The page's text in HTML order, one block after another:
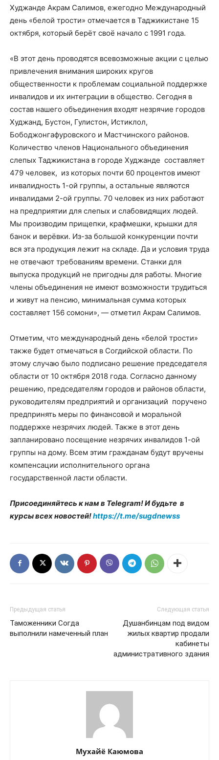
Худжанде Акрам Салимов, ежегодно Международный
день «белой трости» отмечается в Таджикистане 15
октября, который берёт своё начало с 1991 года.
«В этот день проводятся всевозможные акции с целью
привлечения внимания широких кругов
общественности к проблемам социальной поддержке
инвалидов и их интеграции в общество. Сегодня в
состав нашего объединения входят незрячие городов
Худжанд, Бустон, Гулистон, Истиклол,
Бободжонгафуровского и Мастчинского районов.
Количество членов Национального объединения
слепых Таджикистана в городе Худжанде составляет
479 человек, из которых почти 60 процентов имеют
инвалидность 1-ой группы, а остальные являются
инвалидами 2-ой группы. 70 человек из них работают
на предприятии для слепых и слабовидящих людей.
Мы производим прищепки, крафмешки, крышки для
банок и верёвки. Из-за большой конкуренции почти
вся эта продукция лежит на складе. Да и условия труда
не отвечают требованиям времени. Станки для
выпуска продукций не пригодны для работы. Многие
члены объединения не имеют возможности трудиться
и живут на пенсию, минимальная сумма которых
составляет 156 сомони», — отметил Акрам Салимов.
Отметим, что международный день «белой трости»
также будет отмечаться в Согдийской области. По
этому случаю было подписано решение председателя
области от 10 октября 2018 года. Согласно данному
решению, председателям городов и районов области,
руководителям предприятий и организаций поручено
предпринять меры по финансовой и моральной
поддержке незрячих людей. Также в этот день
запланировано посещение незрячих инвалидов 1-ой
группы на дому. Всем этим гражданам будут вручены
компенсации исполнительного органа
государственной ласти области.
Присоединяйтесь к нам в Telegram! И будьте в
курсы всех новостей!https://t.me/sugdnewss
Предыдущая статья
Таможенники Согда
выполнили намеченный план
Следующая статья
Душанбинцам под видом
жилых квартир продали
кабинеты
административного здания
Мухайё Каюмова